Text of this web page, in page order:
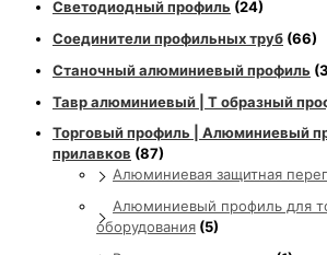
Светодиодный профиль (24)
Соединители профильных труб (66)
Станочный алюминиевый профиль
Тавр алюминиевый | Т образный
Торговый профиль | Алюминиевый
прилавков (87)
Алюминиевая защитная
Алюминиевый профиль для
оборудования (5)